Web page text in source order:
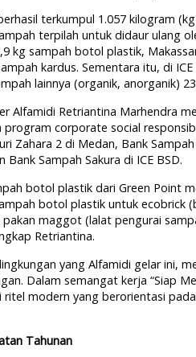
terkumpul 1.057 kilogram
terpilah untuk didaur ulang
kg sampah botol plastik,
kardus. Sementara itu, di
lainnya (organik, anorganik)
Alfamidi Retriantina Marhendra
corporate social
Zahara 2 di Medan, Bank
Sampah Sakura di ICE BSD.
botol plastik dari Green Point
botol plastik untuk ecobrick
maggot (lalat pengurai
Retriantina.
yang Alfamidi gelar ini,
Dalam semangat kerja “Siap
ritel modern yang berorientasi
Tahunan